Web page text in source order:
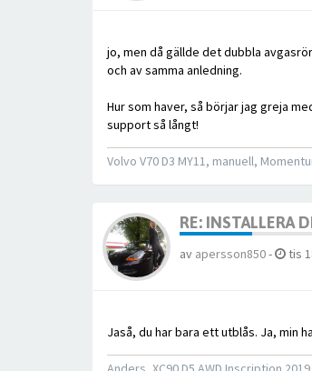
jo, men då gällde det dubbla
och av samma anledning.
Hur som haver, så börjar jag greja
support så långt!
Volvo V70 D3 MY11, manuell,
RE: INSTALLERA
av apersson850- tis
Jaså, du har bara ett utblås. Ja, min